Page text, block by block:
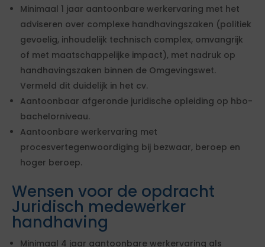
Minimaal 1 jaar aantoonbare werkervaring met het
adviseren over complexe handhavingszaken (politiek
gevoelig, inhoudelijk technisch complex, omvangrijk
of met maatschappelijke impact), met nadruk op
handhavingszaken binnen de Omgevingswet.
Vermeld dit duidelijk in het cv.
Aantoonbaar afgeronde juridische opleiding op hbo-
bachelorniveau.
Aantoonbare werkervaring met
procesvertegenwoordiging bij bezwaar, beroep en
hoger beroep.
Wensen voor de opdracht
Juridisch medewerker
handhaving
Minimaal 4 jaar aantoonbare werkervaring als